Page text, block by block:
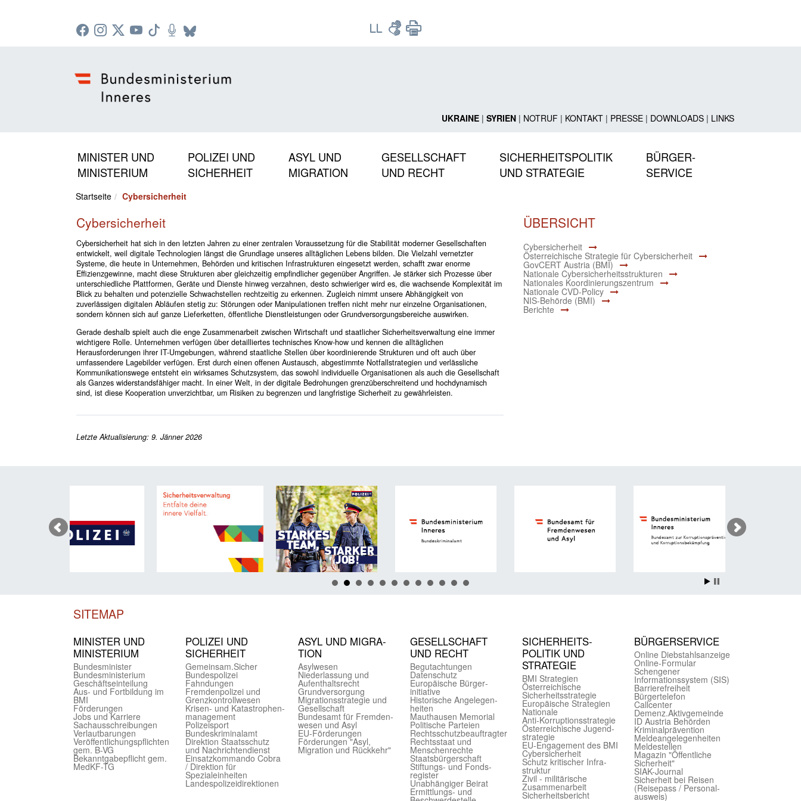
UKRAINE| SYRIEN| NOTRUF| KONTAKT| PRESSE| DOWNLOADS| LINKS
MINISTER UND
MINISTERIUM
POLIZEI UND
SICHERHEIT
ASYL UND
MIGRATION
GESELLSCHAFT
UND RECHT
SICHERHEITSPOLITIK
UND STRATEGIE
BÜRGER-
SERVICE
Startseite Cybersicherheit
Cybersicherheit
Cybersicherheit hat sich in den letzten Jahren zu einer zentralen Voraussetzung für die Stabilität moderner Gesellschaften
entwickelt, weil digitale Technologien längst die Grundlage unseres alltäglichen Lebens bilden. Die Vielzahl vernetzter
Systeme, die heute in Unternehmen, Behörden und kritischen Infrastrukturen eingesetzt werden, schafft zwar enorme
Effizienzgewinne, macht diese Strukturen aber gleichzeitig empfindlicher gegenüber Angriffen. Je stärker sich Prozesse über
unterschiedliche Plattformen, Geräte und Dienste hinweg verzahnen, desto schwieriger wird es, die wachsende Komplexität im
Blick zu behalten und potenzielle Schwachstellen rechtzeitig zu erkennen. Zugleich nimmt unsere Abhängigkeit von
zuverlässigen digitalen Abläufen stetig zu: Störungen oder Manipulationen treffen nicht mehr nur einzelne Organisationen,
sondern können sich auf ganze Lieferketten, öffentliche Dienstleistungen oder Grundversorgungsbereiche auswirken.
Gerade deshalb spielt auch die enge Zusammenarbeit zwischen Wirtschaft und staatlicher Sicherheitsverwaltung eine immer
wichtigere Rolle. Unternehmen verfügen über detailliertes technisches Know-how und kennen die alltäglichen
Herausforderungen ihrer IT-Umgebungen, während staatliche Stellen über koordinierende Strukturen und oft auch über
umfassendere Lagebilder verfügen. Erst durch einen offenen Austausch, abgestimmte Notfallstrategien und verlässliche
Kommunikationswege entsteht ein wirksames Schutzsystem, das sowohl individuelle Organisationen als auch die Gesellschaft
als Ganzes widerstandsfähiger macht. In einer Welt, in der digitale Bedrohungen grenzüberschreitend und hochdynamisch
sind, ist diese Kooperation unverzichtbar, um Risiken zu begrenzen und langfristige Sicherheit zu gewährleisten.
Letzte Aktualisierung: 9. Jänner 2026
ÜBERSICHT
Cybersicherheit
Österreichische Strategie für Cybersicherheit
GovCERT Austria (BMI)
Nationale Cybersicherheitsstrukturen
Nationales Koordinierungszentrum
Nationale CVD-Policy
NIS-Behörde (BMI)
Berichte
SITEMAP
MINISTER UND
MINIST­ERIUM
Bundes­minister
Bundes­ministerium
Geschäfts­einteilung
Aus- und Fortbildung im
BMI
Förderungen
Jobs und Karriere
Sachaus­schreibungen
Verlautbarungen
Veröffentlichungspflichten
gem. B-VG
Bekanntgabepflicht gem.
MedKF-TG
POLIZEI UND
SICHER­HEIT
Gemein­sam.Sicher
Bundes­polizei
Fahndungen
Fremdenpolizei und
Grenzkontrollwesen
Krisen- und Katastrophen­
management
Polizeisport
Bundes­kriminal­amt
Direktion Staats­schutz
und Nach­richten­dienst
Einsatz­kommando Cobra
/ Direktion für
Spezialeinheiten
Landes­polizei­direk­tionen
ASYL UND MIGRA­
TION
Asyl­wesen
Nieder­lassung und
Aufent­halts­recht
Grund­versorgung
Migrations­strategie und
Gesell­schaft
Bundes­amt für Fremden­
wesen und Asyl
EU-Förde­rungen
Förderungen "Asyl,
Migration und Rückkehr"
GE­SELL­SCHAFT
UND RECHT
Begut­achtungen
Daten­schutz
Europäische Bürger­
initiative
Historische Angelegen­
heiten
Mauthausen Memorial
Politische Parteien
Rechts­schutz­beauftragter
Rechts­staat und
Menschen­rechte
Staats­bürger­schaft
Stiftungs- und Fonds­
register
Unab­hängiger Beirat
Ermittlungs- und
SICHER­HEITS­
POLITIK UND
STRATEGIE
BMI Strategien
Öster­reichische
Sicherheits­strategie
Europäische Strategien
Nationale
Anti-Korruptions­strategie
Öster­reichische Jugend­
strategie
EU-Engagement des BMI
Cybersicherheit
Schutz kritischer Infra­
struktur
Zivil - militärische
Zusammen­arbeit
Sicherheits­bericht
BÜRGER­SERVICE
Online Diebstahls­anzeige
Online-Formular
Schengener
Informationssystem (SIS)
Barriere­freiheit
Bürger­telefon
Call­center
Demenz.Aktiv­gemeinde
ID Austria Behörden
Kriminal­prävention
Melde­an­ge­le­gen­heiten
Meld­estellen
Magazin "Öffentliche
Sicherheit"
SIAK-Journal
Sicherheit bei Reisen
(Reise­pass / Personal­
ausweis)